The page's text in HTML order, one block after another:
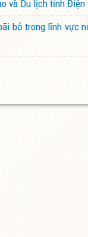
và Du lịch tỉnh Điện
bỏ trong lĩnh vực